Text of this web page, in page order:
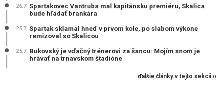
26.7. Spartakovec Vantruba mal kapitánsku premiéru, Skalica
bude hľadať brankára
25.7. Spartak sklamal hneď v prvom kole, po slabom výkone
remizoval so Skalicou
25.7. Bukovský je vďačný trénerovi za šancu: Mojím snom je
hrávať na trnavskom štadióne
ďalšie články v tejto sekcii ››